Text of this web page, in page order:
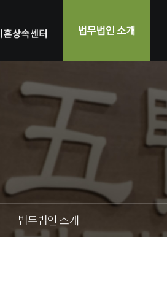
법무법인 소개
법무법인 소개